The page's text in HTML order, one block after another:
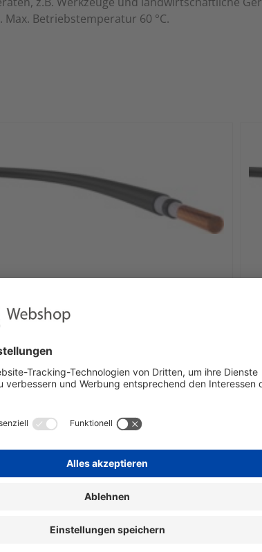
Betriebstemperatur 60 °C.
sofort verfügbar
1 Meter | 55,47 € / Meter
Mwst. zzgl. Versandkosten
den Warenkorb